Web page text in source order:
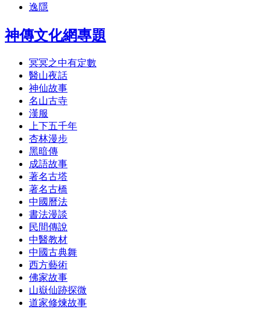
逸隱
神傳文化網專題
冥冥之中有定數
醫山夜話
神仙故事
名山古寺
漢服
上下五千年
杏林漫步
黑暗傳
成語故事
著名古塔
著名古橋
中國曆法
書法漫談
民間傳說
中醫教材
中國古典舞
西方藝術
佛家故事
山嶽仙跡探微
道家修煉故事